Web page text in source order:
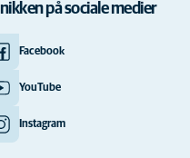
på sociale medier
Facebook
YouTube
Instagram